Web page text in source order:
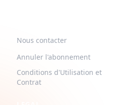
Nous contacter
Annuler l'abonnement
Conditions d'Utilisation et
Contrat